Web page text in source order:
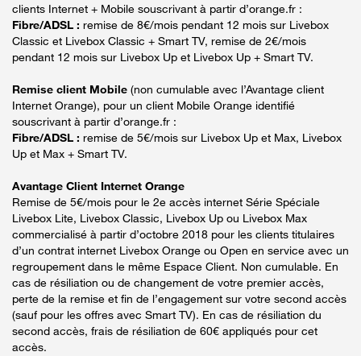
clients Internet + Mobile souscrivant à partir d’orange.fr :
Fibre/ADSL : remise de 8€/mois pendant 12 mois sur Livebox
Classic et Livebox Classic + Smart TV, remise de 2€/mois
pendant 12 mois sur Livebox Up et Livebox Up + Smart TV.
Remise client Mobile (non cumulable avec l’Avantage client
Internet Orange), pour un client Mobile Orange identifié
souscrivant à partir d’orange.fr :
Fibre/ADSL : remise de 5€/mois sur Livebox Up et Max, Livebox
Up et Max + Smart TV.
Avantage Client Internet Orange
Remise de 5€/mois pour le 2e accès internet Série Spéciale
Livebox Lite, Livebox Classic, Livebox Up ou Livebox Max
commercialisé à partir d’octobre 2018 pour les clients titulaires
d’un contrat internet Livebox Orange ou Open en service avec un
regroupement dans le même Espace Client. Non cumulable. En
cas de résiliation ou de changement de votre premier accès,
perte de la remise et fin de l’engagement sur votre second accès
(sauf pour les offres avec Smart TV). En cas de résiliation du
second accès, frais de résiliation de 60€ appliqués pour cet
accès.